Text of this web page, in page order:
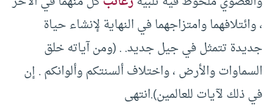
، وائتلافهما وامتزاجهما في النهاية لإنشاء حياة
جديدة تتمثل في جيل جديد. . (ومن آياته خلق
السماوات والأرض ، واختلاف ألسنتكم وألوانكم . إن
في ذلك لآيات للعالمين).انتهى